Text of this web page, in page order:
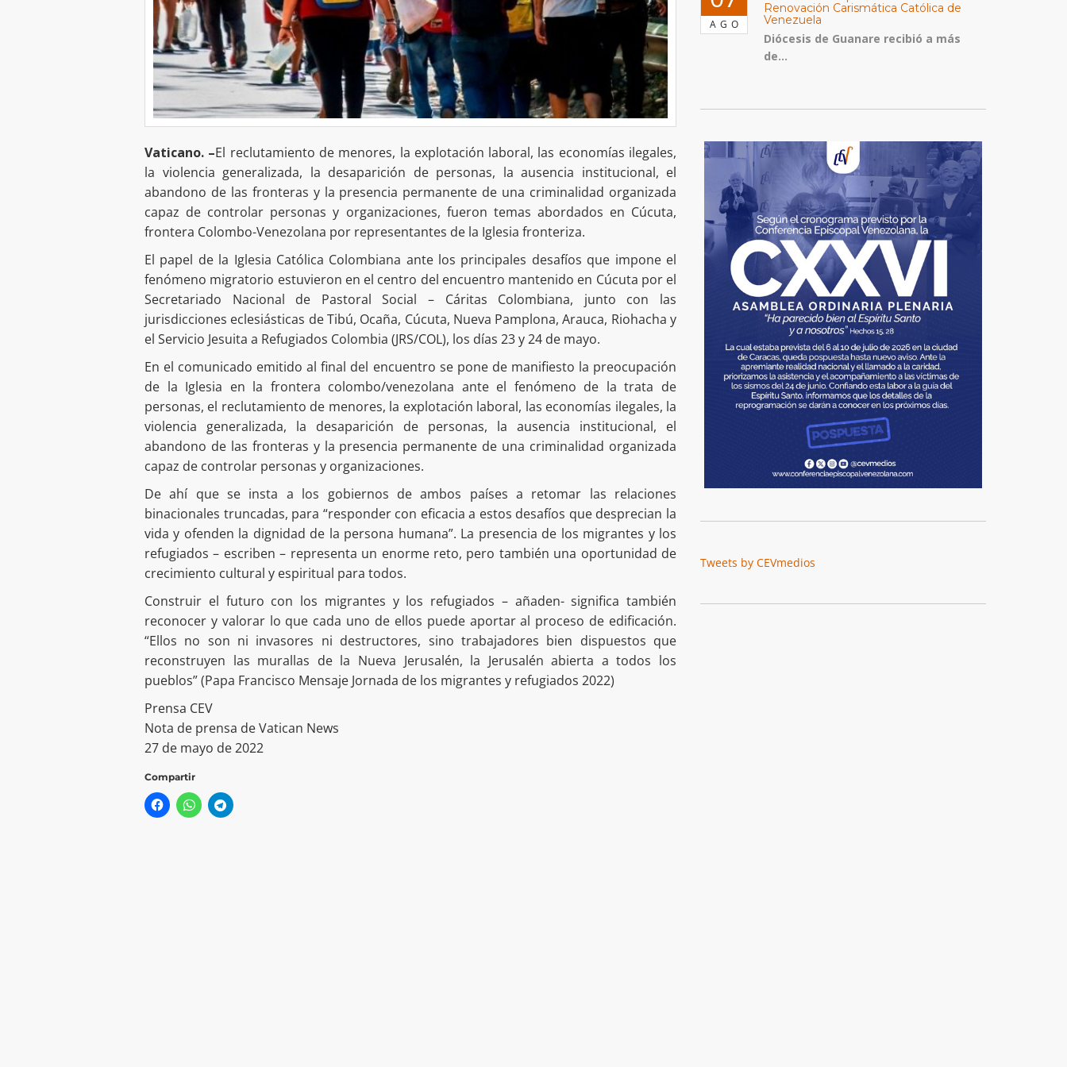
Vaticano. –El reclutamiento de menores, la explotación laboral, las economías ilegales,
la violencia generalizada, la desaparición de personas, la ausencia institucional, el
abandono de las fronteras y la presencia permanente de una criminalidad organizada
capaz de controlar personas y organizaciones, fueron temas abordados en Cúcuta,
frontera Colombo-Venezolana por representantes de la Iglesia fronteriza.
El papel de la Iglesia Católica Colombiana ante los principales desafíos que impone el
fenómeno migratorio estuvieron en el centro del encuentro mantenido en Cúcuta por el
Secretariado Nacional de Pastoral Social – Cáritas Colombiana, junto con las
jurisdicciones eclesiásticas de Tibú, Ocaña, Cúcuta, Nueva Pamplona, Arauca, Riohacha y
el Servicio Jesuita a Refugiados Colombia (JRS/COL), los días 23 y 24 de mayo.
En el comunicado emitido al final del encuentro se pone de manifiesto la preocupación
de la Iglesia en la frontera colombo/venezolana ante el fenómeno de la trata de
personas, el reclutamiento de menores, la explotación laboral, las economías ilegales, la
violencia generalizada, la desaparición de personas, la ausencia institucional, el
abandono de las fronteras y la presencia permanente de una criminalidad organizada
capaz de controlar personas y organizaciones.
De ahí que se insta a los gobiernos de ambos países a retomar las relaciones
binacionales truncadas, para “responder con eficacia a estos desafíos que desprecian la
vida y ofenden la dignidad de la persona humana”. La presencia de los migrantes y los
refugiados – escriben – representa un enorme reto, pero también una oportunidad de
crecimiento cultural y espiritual para todos.
Construir el futuro con los migrantes y los refugiados – añaden- significa también
reconocer y valorar lo que cada uno de ellos puede aportar al proceso de edificación.
“Ellos no son ni invasores ni destructores, sino trabajadores bien dispuestos que
reconstruyen las murallas de la Nueva Jerusalén, la Jerusalén abierta a todos los
pueblos” (Papa Francisco Mensaje Jornada de los migrantes y refugiados 2022)
Prensa CEV
Nota de prensa de Vatican News
27 de mayo de 2022
Compartir
AGO
Renovación Carismática Católica de
Venezuela
Diócesis de Guanare recibió a más
de...
Tweets by CEVmedios